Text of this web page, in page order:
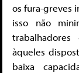
os fura-greves
isso não
àqueles
baixa